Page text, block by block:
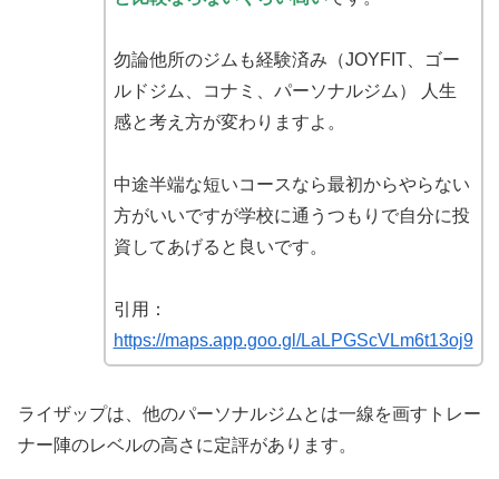
勿論他所のジムも経験済み（JOYFIT、ゴー
ルドジム、コナミ、パーソナルジム） 人生
感と考え方が変わりますよ。
中途半端な短いコースなら最初からやらない
方がいいですが学校に通うつもりで自分に投
資してあげると良いです。
引用：
https://maps.app.goo.gl/LaLPGScVLm6t13oj9
ライザップは、他のパーソナルジムとは一線を画すトレー
ナー陣のレベルの高さに定評があります。